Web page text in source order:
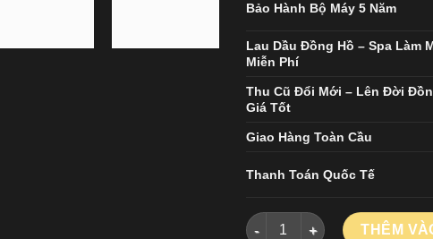
Bảo Hành Bộ Máy 5 Năm
Lau Dầu Đồng Hồ – Spa Làm
Miễn Phí
Thu Cũ Đổi Mới – Lên Đời
Giá Tốt
Giao Hàng Toàn Cầu
Thanh Toán Quốc Tế
ĐỒNG HỒ ROLEX DATEJUST
THÊM